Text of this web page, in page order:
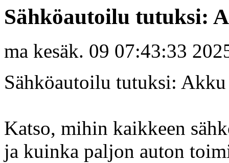
Sähköautoilu tutuksi:
ma kesäk. 09 07:43:33
Sähköautoilu tutuksi:
Katso, mihin kaikkeen
ja kuinka paljon auton